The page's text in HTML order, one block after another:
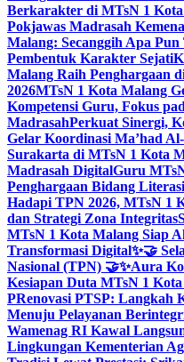
Berkarakter di MTsN 1
Pokjawas Madrasah
Malang: Secanggih Apa
Pembentuk Karakter Sejati
Malang Raih Penghargaan
2026MTsN 1 Kota Malang
Kompetensi Guru, Fokus
MadrasahPerkuat Sinergi,
Gelar Koordinasi Ma’had
Surakarta di MTsN 1 Kota
Madrasah DigitalGuru
Penghargaan Bidang
Hadapi TPN 2026, MTsN 1
dan Strategi Zona Integritas
MTsN 1 Kota Malang Siap
Transformasi Digital✨🤝
Nasional (TPN) 🤝✨Aura
Kesiapan Duta MTsN 1
PRenovasi PTSP: Langkah
Menuju Pelayanan
Wamenag RI Kawal
Lingkungan Kementerian